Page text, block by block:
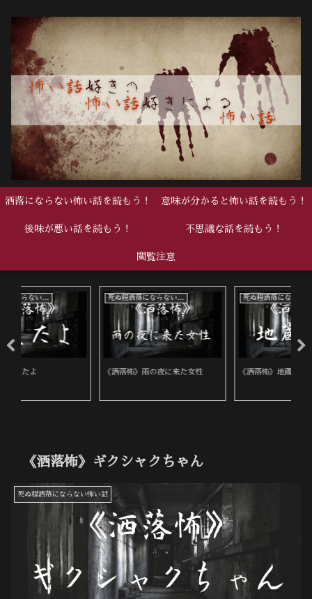
洒落にならない怖い話を読もう！ 意味が分かると怖い話を読もう！
後味が悪い話を読もう！ 不思議な話を読もう！
閲覧注意
死ぬ程洒落にならない怖い話
《洒落怖》地蔵の顔
死ぬ程洒落にならない怖い話
《洒落怖》赤
《洒落怖》ギクシャクちゃん
死ぬ程洒落にならない怖い話